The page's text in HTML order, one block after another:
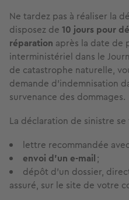
Ne tardez pas à réaliser la
disposez de 10 jours pour
réparation après la date de
interministériel dans le
de catastrophe naturelle,
demande d’indemnisation
survenance des dommages.
La déclaration de sinistre
lettre recommandée
envoi d’un e-mail;
dépôt d’un dossier,
assuré, sur le site de votre